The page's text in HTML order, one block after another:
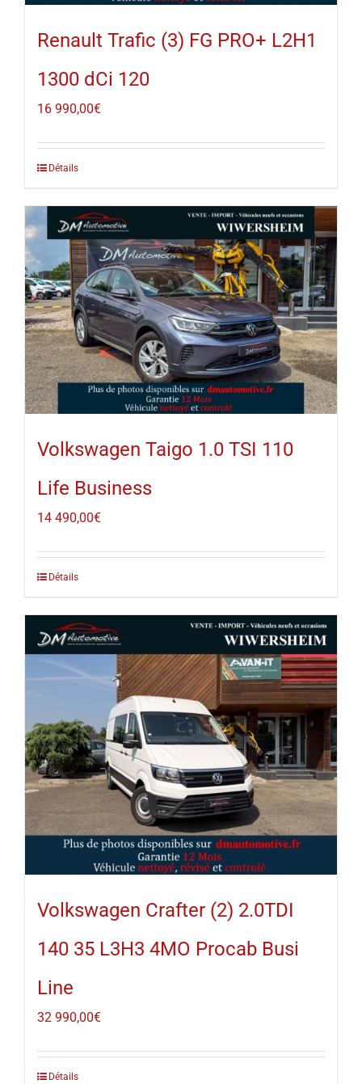
Renault Trafic (3) FG PRO+ L2H1
1300 dCi 120
16 990,00€
Détails
Volkswagen Taigo 1.0 TSI 110
Life Business
14 490,00€
Détails
Volkswagen Crafter (2) 2.0TDI
140 35 L3H3 4MO Procab Busi
Line
32 990,00€
Détails